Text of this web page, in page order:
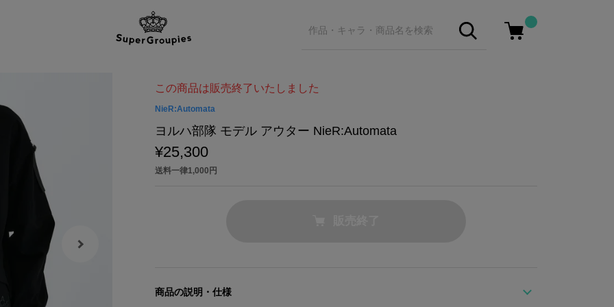
この商品は販売終了いたしました
NieR:Automata
ヨルハ部隊 モデル アウター NieR:Automata
¥25,300
送料一律1,000円
商品の説明・仕様